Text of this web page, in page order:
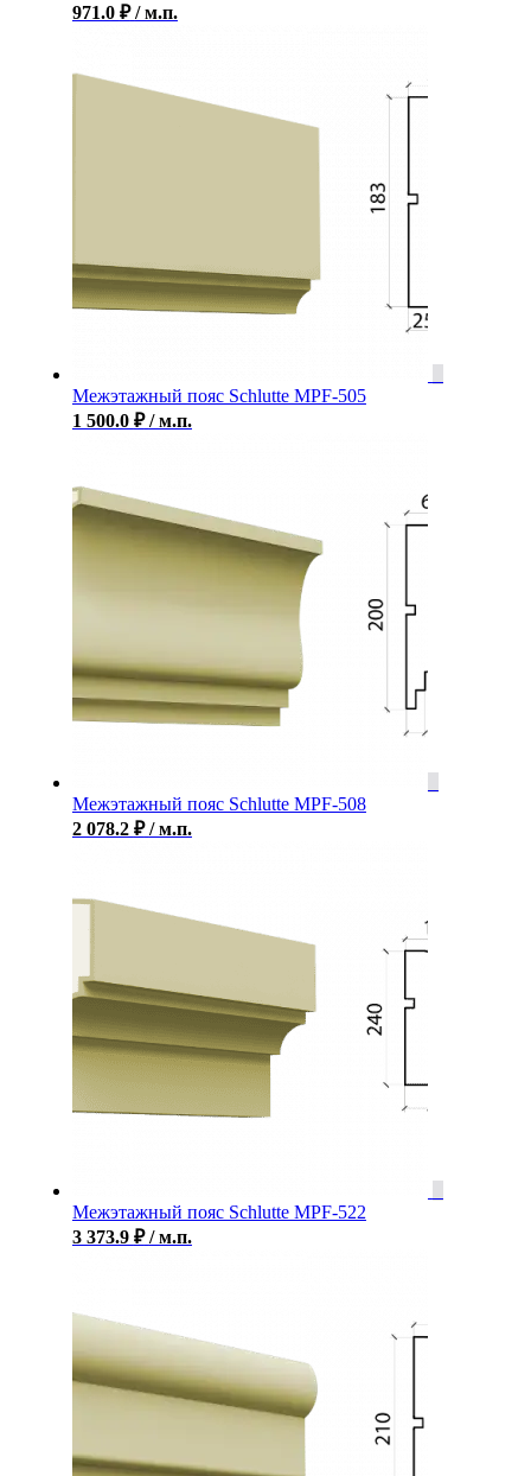
971.0 ₽ / м.п.
Межэтажный пояс Schlutte MPF-505
1 500.0 ₽ / м.п.
Межэтажный пояс Schlutte MPF-508
2 078.2 ₽ / м.п.
Межэтажный пояс Schlutte MPF-522
3 373.9 ₽ / м.п.